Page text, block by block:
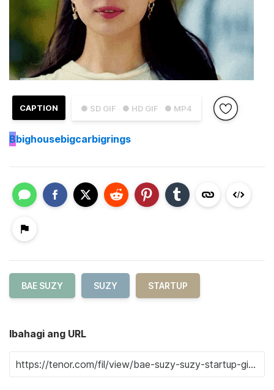
● SD GIF ● HD GIF ● MP4
CAPTION
Bbighousebigcarbigrings
BAE SUZY SUZY STARTUP
Ibahagi ang URL